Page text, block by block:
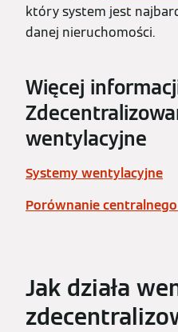
który system jest
danej nieruchomości.
Więcej
wentylacyjne
Systemy wentylacyjne
Porównanie
Jak działa